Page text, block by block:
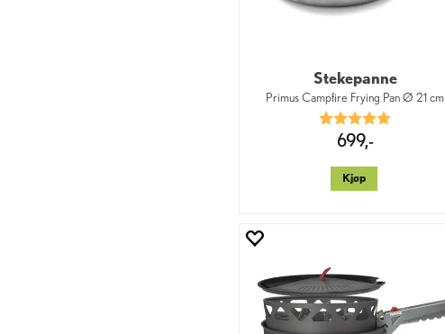
Stekepanne
Primus Campfire Frying Pan Ø 21 cm
Karakter:
699,-
Kjøp